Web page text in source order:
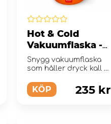
Hot & Cold
Vakuumflaska -
Tiger
Snygg vakuumflaska
som håller dryck kall i
varm i upp till 1...
KÖP 235 kr